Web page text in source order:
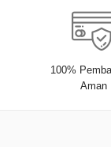
100%
Aman